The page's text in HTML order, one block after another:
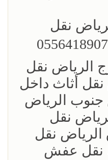
‏نقل
عفش بالرياض ☎️ 0556418907
الرياض نقل
نقل أثاث داخل
الرياض
نقل
نقل
نقل عفش